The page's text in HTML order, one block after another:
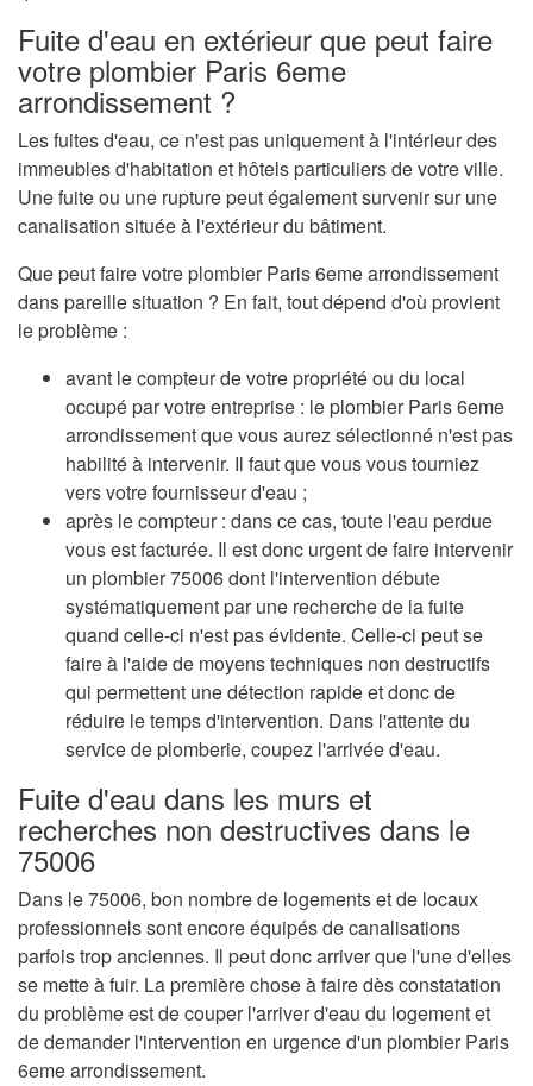
Fuite d'eau en extérieur que peut faire
votre plombier Paris 6eme
arrondissement ?
Les fuites d'eau, ce n'est pas uniquement à l'intérieur des
immeubles d'habitation et hôtels particuliers de votre ville.
Une fuite ou une rupture peut également survenir sur une
canalisation située à l'extérieur du bâtiment.
Que peut faire votre plombier Paris 6eme arrondissement
dans pareille situation ? En fait, tout dépend d'où provient
le problème :
avant le compteur de votre propriété ou du local
occupé par votre entreprise : le plombier Paris 6eme
arrondissement que vous aurez sélectionné n'est pas
habilité à intervenir. Il faut que vous vous tourniez
vers votre fournisseur d'eau ;
après le compteur : dans ce cas, toute l'eau perdue
vous est facturée. Il est donc urgent de faire intervenir
un plombier 75006 dont l'intervention débute
systématiquement par une recherche de la fuite
quand celle-ci n'est pas évidente. Celle-ci peut se
faire à l'aide de moyens techniques non destructifs
qui permettent une détection rapide et donc de
réduire le temps d'intervention. Dans l'attente du
service de plomberie, coupez l'arrivée d'eau.
Fuite d'eau dans les murs et
recherches non destructives dans le
75006
Dans le 75006, bon nombre de logements et de locaux
professionnels sont encore équipés de canalisations
parfois trop anciennes. Il peut donc arriver que l'une d'elles
se mette à fuir. La première chose à faire dès constatation
du problème est de couper l'arriver d'eau du logement et
de demander l'intervention en urgence d'un plombier Paris
6eme arrondissement.